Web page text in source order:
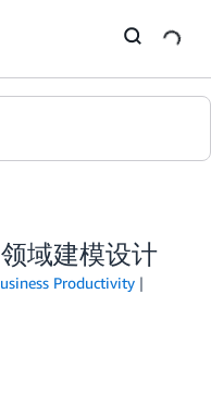
域建模设计
Productivity